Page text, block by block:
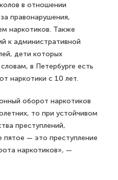
в отношении
правонарушения,
наркотиков. Также
к административной
дети которых
в Петербурге есть
наркотики с 10 лет.
оборот наркотиков
то при устойчивом
преступлений,
— это преступление
наркотиков», —